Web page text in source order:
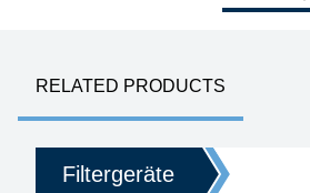
RELATED PRODUCTS
Filtergeräte